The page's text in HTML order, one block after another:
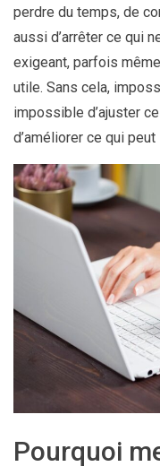
perdre du temps, de
aussi d’arrêter ce qui
exigeant, parfois
utile. Sans cela,
impossible d’ajuster
d’améliorer ce qui peut
Pourquoi